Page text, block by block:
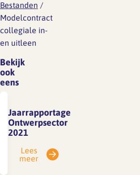
Bestanden /
Modelcontract
collegiale in-
en uitleen
Bekijk
ook
eens
Jaarrapportage
Ontwerpsector
2021
Lees
meer